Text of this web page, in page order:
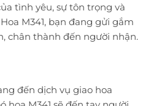
tình yêu, sự tôn trọng và
M341, bạn đang gửi gắm
chân thành đến người nhận.
đến dịch vụ giao hoa